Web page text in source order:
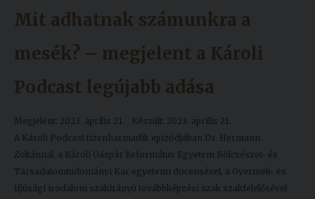
Mit adhatnak számunkra a
mesék? – megjelent a Károli
Podcast legújabb adása
Megjelent: 2023. április 21.
Készült: 2023. április 21.
A Károli Podcast tizenharmadik epizódjában Dr. Hermann
Zoltánnal, a Károli Gáspár Református Egyetem Bölcsészet- és
Társadalomtudományi Kar egyetemi docensével, a Gyermek- és
ifjúsági irodalom szakirányú továbbképzési szak szakfelelősével